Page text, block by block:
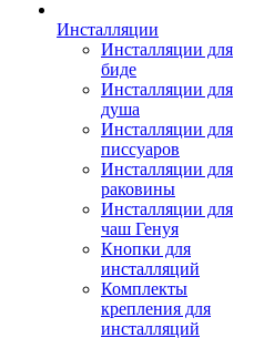
Инсталляции
Инсталляции для
биде
Инсталляции для
душа
Инсталляции для
писсуаров
Инсталляции для
раковины
Инсталляции для
чаш Генуя
Кнопки для
инсталляций
Комплекты
крепления для
инсталляций